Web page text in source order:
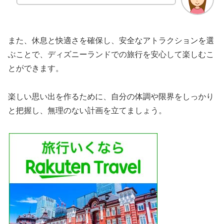
また、休息と快適さを確保し、安全なアトラクションを選
ぶことで、ディズニーランドでの旅行を安心して楽しむこ
とができます。
楽しい思い出を作るために、自分の体調や限界をしっかり
と把握し、無理のない計画を立てましょう。